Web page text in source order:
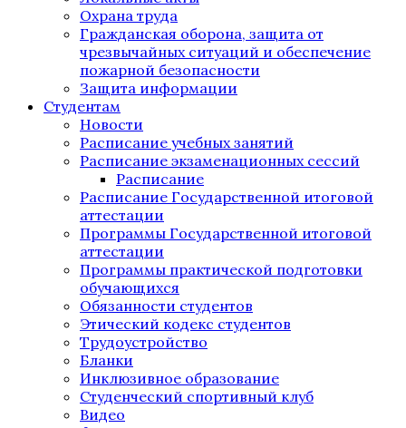
Охрана труда
Гражданская оборона, защита от
чрезвычайных ситуаций и обеспечение
пожарной безопасности
Защита информации
Студентам
Новости
Расписание учебных занятий
Расписание экзаменационных сессий
Расписание
Расписание Государственной итоговой
аттестации
Программы Государственной итоговой
аттестации
Программы практической подготовки
обучающихся
Обязанности студентов
Этический кодекс студентов
Трудоустройство
Бланки
Инклюзивное образование
Студенческий спортивный клуб
Видео